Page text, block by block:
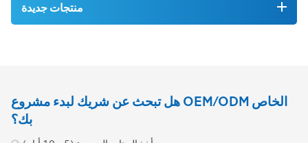
منتجات جديدة
هل تبحث عن شريك لبدء مشروع OEM/ODM الخاص
بك؟